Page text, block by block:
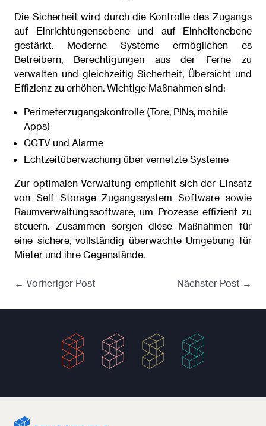
Die Sicherheit wird durch die Kontrolle des Zugangs
auf Einrichtungensebene und auf Einheitenebene
gestärkt. Moderne Systeme ermöglichen es
Betreibern, Berechtigungen aus der Ferne zu
verwalten und gleichzeitig Sicherheit, Übersicht und
Effizienz zu erhöhen. Wichtige Maßnahmen sind:
Perimeterzugangskontrolle (Tore, PINs, mobile
Apps)
CCTV und Alarme
Echtzeitüberwachung über vernetzte Systeme
Zur optimalen Verwaltung empfiehlt sich der Einsatz
von Self Storage Zugangssystem Software sowie
Raumverwaltungssoftware, um Prozesse effizient zu
steuern. Zusammen sorgen diese Maßnahmen für
eine sichere, vollständig überwachte Umgebung für
Mieter und ihre Gegenstände.
← Vorheriger Post Nächster Post →